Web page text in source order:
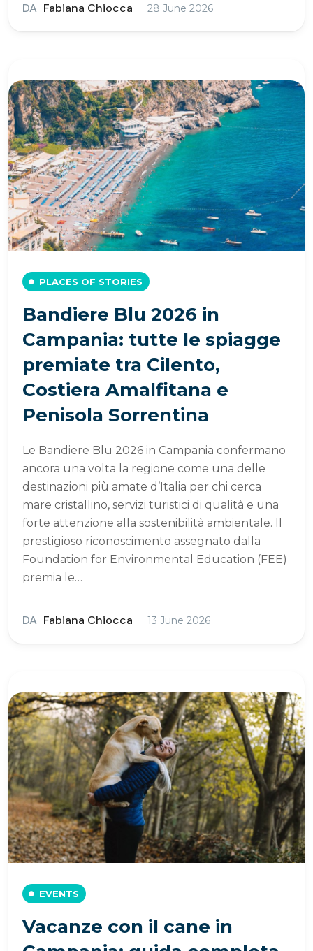
DA Fabiana Chiocca 28 June 2026
PLACES OF STORIES
Bandiere Blu 2026 in
Campania: tutte le spiagge
premiate tra Cilento,
Costiera Amalfitana e
Penisola Sorrentina
Le Bandiere Blu 2026 in Campania confermano
ancora una volta la regione come una delle
destinazioni più amate d’Italia per chi cerca
mare cristallino, servizi turistici di qualità e una
forte attenzione alla sostenibilità ambientale. Il
prestigioso riconoscimento assegnato dalla
Foundation for Environmental Education (FEE)
premia le…
DA Fabiana Chiocca 13 June 2026
EVENTS
Vacanze con il cane in